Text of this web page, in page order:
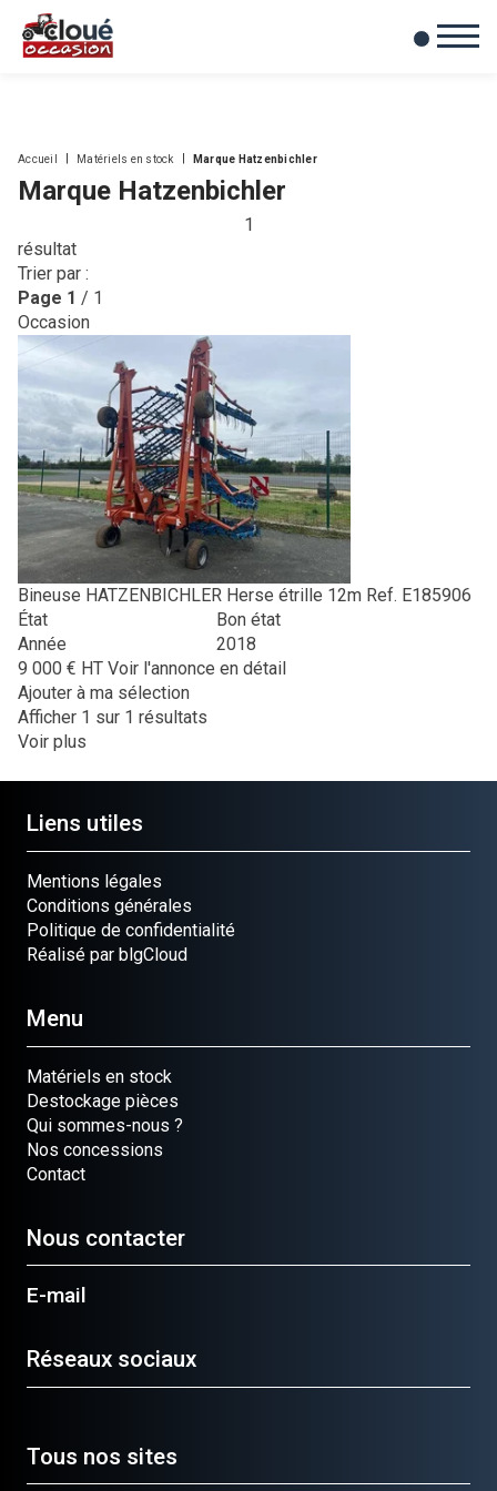
Mes favoris
0
Accueil Matériels en stock Marque Hatzenbichler
Marque Hatzenbichler
1
résultat
Trier par :
Page 1 / 1
Occasion
Bineuse HATZENBICHLER Herse étrille 12m Ref. E185906
État
Bon état
Année
2018
9 000 € HT Voir l'annonce en détail
Ajouter à ma sélection
Afficher 1 sur 1 résultats
Voir plus
Liens utiles
Mentions légales
Conditions générales
Politique de confidentialité
Réalisé par blgCloud
Menu
Matériels en stock
Destockage pièces
Qui sommes-nous ?
Nos concessions
Contact
Nous contacter
E-mail
Réseaux sociaux
Tous nos sites